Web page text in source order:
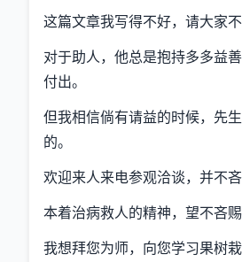
这篇文章我写得不好，请大家不
对于助人，他总是抱持多多益
付出。
但我相信倘有请益的时候，先
的。
欢迎来人来电参观洽谈，并不吝
本着治病救人的精神，望不吝赐
我想拜您为师，向您学习果树